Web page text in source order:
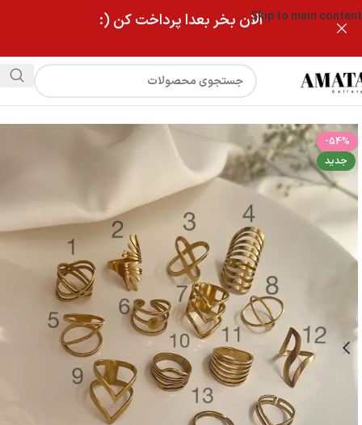
Skip to main contentالان بخر بعدا پرداخت کن (:
فروشگاه انگشتر استیل فشن پارت جدید
-54%
جدید